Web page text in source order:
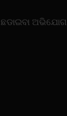
ଅଭିଯୋଗ